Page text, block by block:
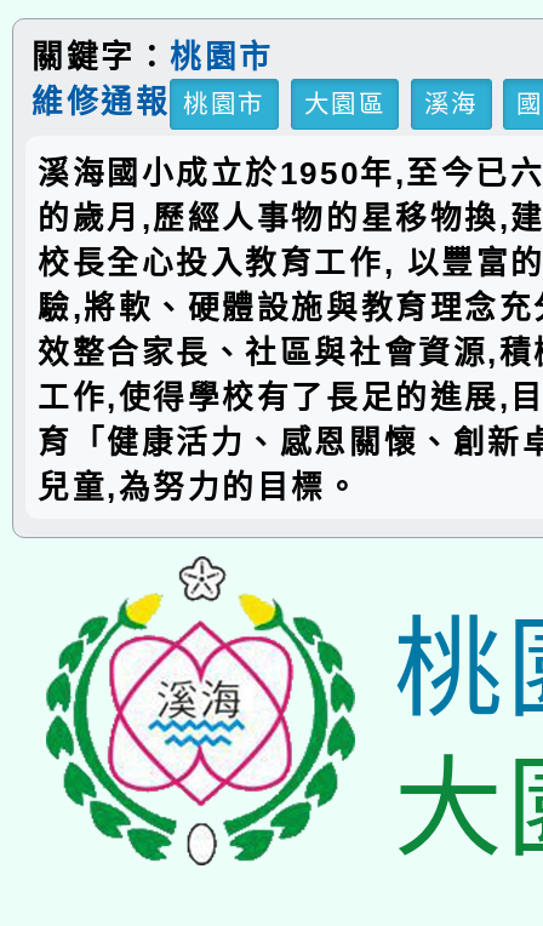
關鍵字：桃園市
維修通報
桃園市 大園區 溪海
溪海國小成立於1950年,至今已
的歲月,歷經人事物的星移物換,
校長全心投入教育工作, 以豐富
驗,將軟、硬體設施與教育理念
效整合家長、社區與社會資源,
工作,使得學校有了長足的進展,
育「健康活力、感恩關懷、創新
兒童,為努力的目標。
桃
大